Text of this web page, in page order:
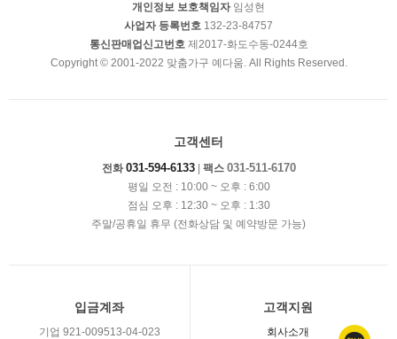
개인정보 보호책임자임성현
사업자 등록번호 132-23-84757
통신판매업신고번호제2017-화도수동-0244호
Copyright © 2001-2022 맞춤가구 예다움. All Rights Reserved.
고객센터
전화 031-594-6133| 팩스 031-511-6170
평일 오전 : 10:00 ~ 오후 : 6:00
점심 오후 : 12:30 ~ 오후 : 1:30
주말/공휴일 휴무 (전화상담 및 예약방문 가능)
입금계좌
기업 921-009513-04-023
고객지원
회사소개